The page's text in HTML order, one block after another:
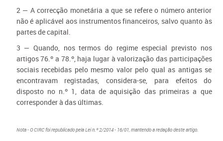
2 — A correcção monetária a que se refere o número anterior
não é aplicável aos instrumentos financeiros, salvo quanto às
partes de capital.
3 — Quando, nos termos do regime especial previsto nos
artigos 76.º a 78.º, haja lugar à valorização das participações
sociais recebidas pelo mesmo valor pelo qual as antigas se
encontravam registadas, considera-se, para efeitos do
disposto no n.º 1, data de aquisição das primeiras a que
corresponder à das últimas.
Nota - O CIRC foi republicado pela Lei n.º 2/2014 - 16/01, mantendo a redação deste artigo.